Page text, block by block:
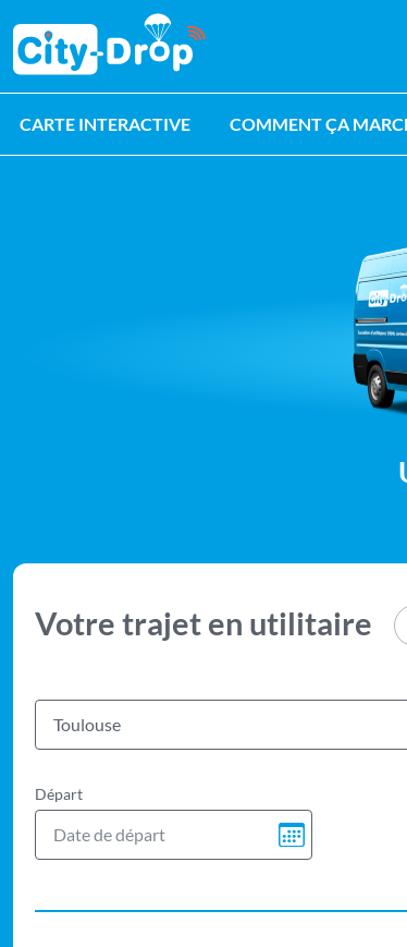
Retour à l'accueil de City-Drop
CARTE INTERACTIVE COMMENT ÇA
Votre trajet en utilitaire
Toulouse Afficher
Départ